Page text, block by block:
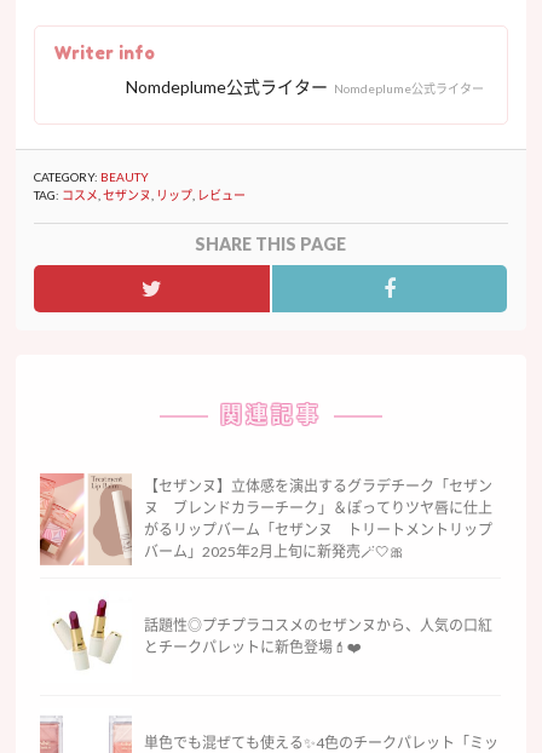
Writer info
Nomdeplume公式ライター Nomdeplume公式ライター
CATEGORY: BEAUTY
TAG: コスメ ,セザンヌ リップ レビュー
SHARE THIS PAGE
関連記事
【セザンヌ】立体感を演出するグラデチーク「セザン
ヌ ブレンドカラーチーク」＆ぽってりツヤ唇に仕上
がるリップバーム「セザンヌ トリートメントリップ
バーム」2025年2月上旬に新発売🪄🤍🎀
話題性◎プチプラコスメのセザンヌから、人気の口紅
とチークパレットに新色登場💄❤️
単色でも混ぜても使える✨4色のチークパレット「ミッ